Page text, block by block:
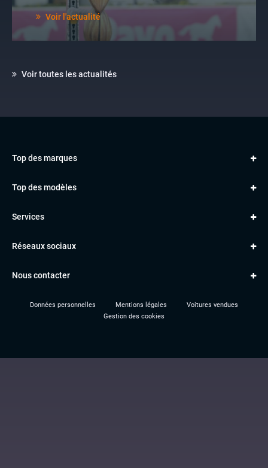
Voir l'actualité
Voir toutes les actualités
Top des marques
VOLKSWAGEN
BMW
Top des modèles
Classe A
A3
Services
Le garage TBV
Location TBV
Réseaux sociaux
Nous contacter
Données personnelles Mentions légales
Voitures vendues
Gestion des cookies